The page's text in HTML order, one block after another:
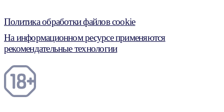
Политика обработки файлов cookie
На информационном ресурсе применяются
рекомендательные технологии